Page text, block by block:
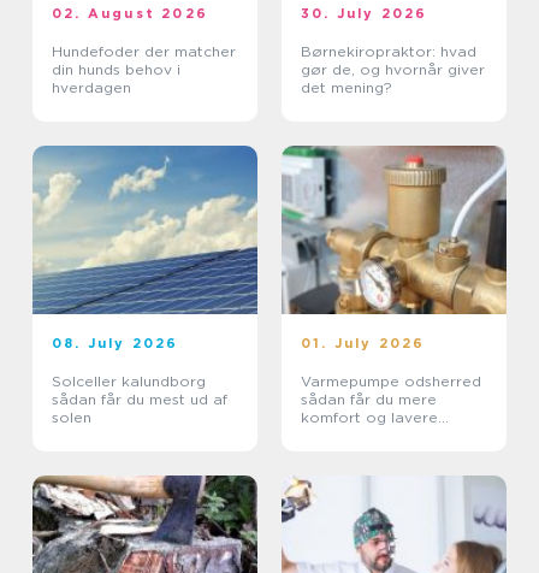
02. August 2026
Hundefoder der matcher
din hunds behov i
hverdagen
30. July 2026
Børnekiropraktor: hvad
gør de, og hvornår giver
det mening?
08. July 2026
Solceller kalundborg
sådan får du mest ud af
solen
01. July 2026
Varmepumpe odsherred
sådan får du mere
komfort og lavere